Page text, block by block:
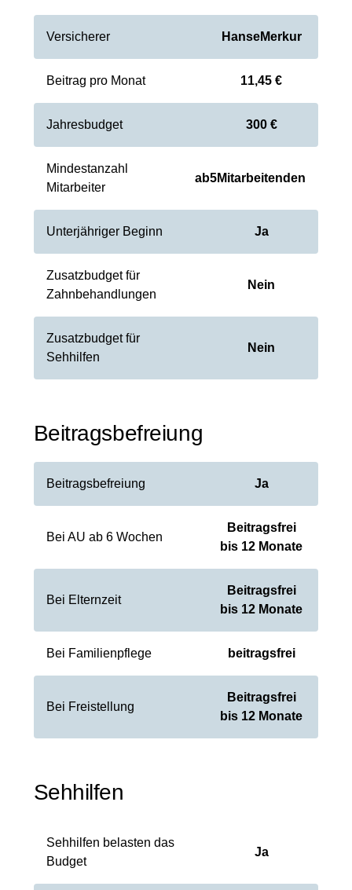
Versicherer HanseMerkur
Beitrag pro Monat 11,45 €
Jahresbudget 300 €
Mindestanzahl
Mitarbeiter
ab5Mitarbeitenden
Unterjähriger Beginn Ja
Zusatzbudget für
Zahnbehandlungen
Nein
Zusatzbudget für
Sehhilfen
Nein
Beitragsbefreiung
Beitragsbefreiung Ja
Bei AU ab 6 Wochen
Beitragsfrei
bis 12 Monate
Bei Elternzeit
Beitragsfrei
bis 12 Monate
Bei Familienpflege beitragsfrei
Bei Freistellung
Beitragsfrei
bis 12 Monate
Sehhilfen
Sehhilfen belasten das
Budget
Ja